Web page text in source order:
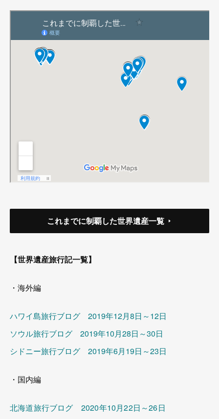
これまでに制覇した世界遺産一覧
【世界遺産旅行記一覧】
・海外編
ハワイ島旅行ブログ 2019年12月8日～12日
ソウル旅行ブログ 2019年10月28日～30日
シドニー旅行ブログ 2019年6月19日～23日
・国内編
北海道旅行ブログ 2020年10月22日～26日